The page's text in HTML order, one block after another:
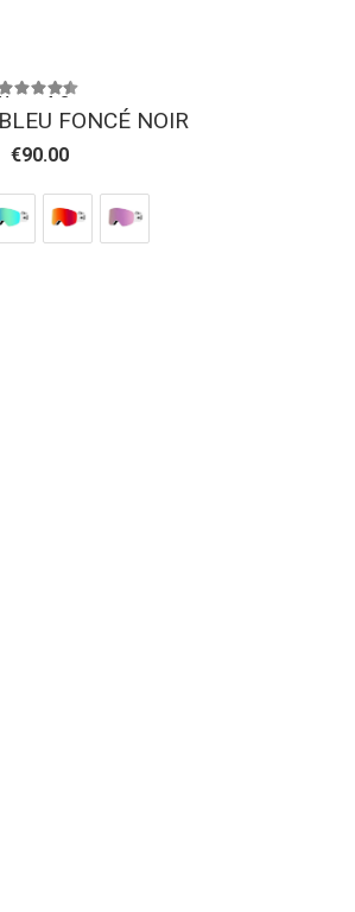
Note 4.38 sur 5
FONCÉ NOIR
€90.00